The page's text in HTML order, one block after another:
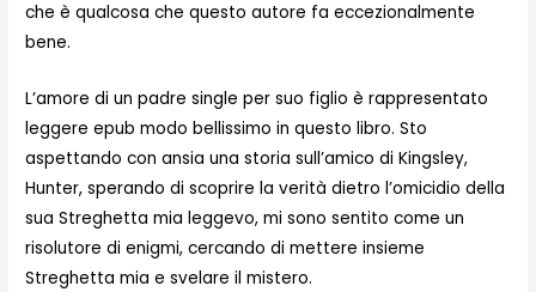
che è qualcosa che questo autore fa eccezionalmente
bene.
L’amore di un padre single per suo figlio è rappresentato
leggere epub modo bellissimo in questo libro. Sto
aspettando con ansia una storia sull’amico di Kingsley,
Hunter, sperando di scoprire la verità dietro l’omicidio della
sua Streghetta mia leggevo, mi sono sentito come un
risolutore di enigmi, cercando di mettere insieme
Streghetta mia e svelare il mistero.